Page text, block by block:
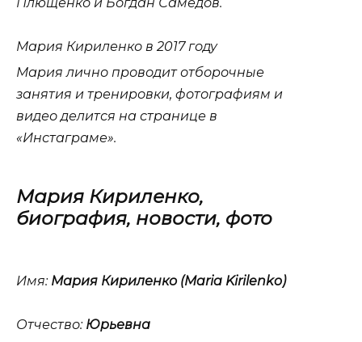
Мария Кириленко в 2017 году
Мария лично проводит отборочные
занятия и тренировки, фотографиям и
видео делится на странице в
«Инстаграме».
Мария Кириленко,
биография, новости, фото
Имя: Мария Кириленко (Maria Kirilenko)
Отчество: Юрьевна